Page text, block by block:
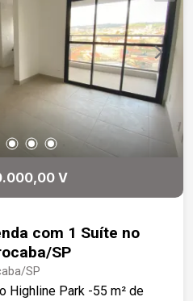
amplos e bem
2 banheiros
perfeito para
Facilidade
fluxo e excelente
praticidade para
para atividades
que reúne
e alto potencial de
V
com 1 Suíte no
SP
SP
Park -55 m² de